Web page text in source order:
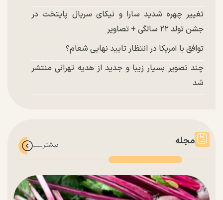
تغییر چهره شدید سارا و نیکای سریال پایتخت در
جشن تولد ۲۲ سالگی + تصاویر
توافق با آمریکا در انتظار تایید نهایی شعام؟
چند تصویر بسیار زیبا و جدید از هدیه تهرانی منتشر
شد
مجله